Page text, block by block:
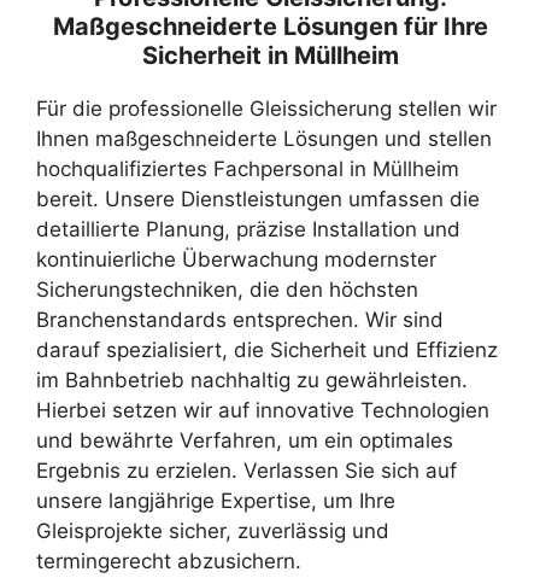
Maßgeschneiderte Lösungen für Ihre
Sicherheit in Müllheim
Für die professionelle Gleissicherung stellen wir
Ihnen maßgeschneiderte Lösungen und stellen
hochqualifiziertes Fachpersonal in Müllheim
bereit. Unsere Dienstleistungen umfassen die
detaillierte Planung, präzise Installation und
kontinuierliche Überwachung modernster
Sicherungstechniken, die den höchsten
Branchenstandards entsprechen. Wir sind
darauf spezialisiert, die Sicherheit und Effizienz
im Bahnbetrieb nachhaltig zu gewährleisten.
Hierbei setzen wir auf innovative Technologien
und bewährte Verfahren, um ein optimales
Ergebnis zu erzielen. Verlassen Sie sich auf
unsere langjährige Expertise, um Ihre
Gleisprojekte sicher, zuverlässig und
termingerecht abzusichern.